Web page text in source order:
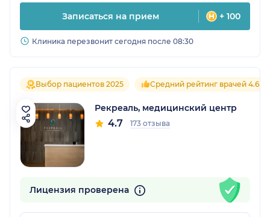
Записаться на прием + 100
Клиника перезвонит сегодня после 08:30
Выбор пациентов 2025 Средний рейтинг врачей 4.6
Рекреаль, медицинский центр
4.7 173 отзыва
Лицензия проверена